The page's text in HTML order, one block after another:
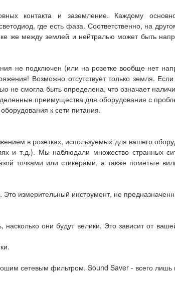
контакта и заземление. Каждому
где есть фаза. Соответственно, на
же между землей и нейтралью может быть
не подключен (или на розетке вообще
Возможно отсутствует только земля.
смогла быть определена, что означает
преимущества для оборудования с
к сети питания.
в розетках, используемых для вашего
и т.д.). Мы наблюдали множество странных
точками или стикерами, а также пометьте
измерительный инструмент, не
они будут велики. Это зависит от
сетевым фильтром. Sound Saver - всего